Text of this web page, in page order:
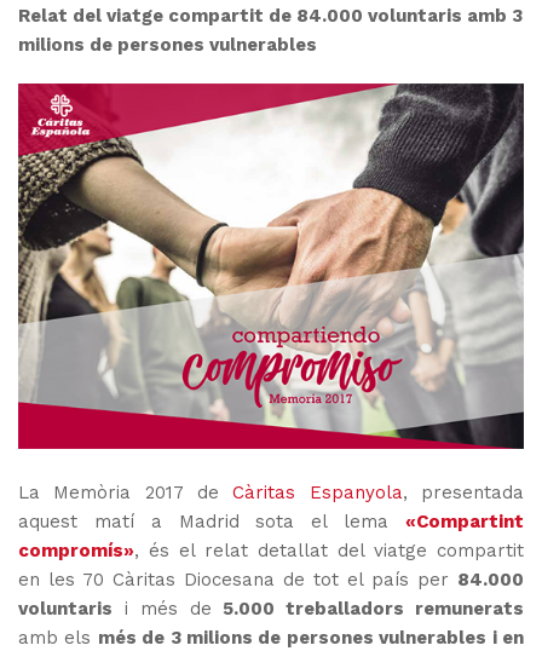
Relat del viatge compartit de 84.000 voluntaris amb 3
milions de persones vulnerables
La Memòria 2017 deCàritas Espanyola, presentada
aquest matí a Madrid sota el lema «Compartint
compromís», és el relat detallat del viatge compartit
en les 70 Càritas Diocesana de tot el país per 84.000
voluntaris i més de 5.000 treballadors remunerats
amb els més de 3 milions de persones vulnerables i en